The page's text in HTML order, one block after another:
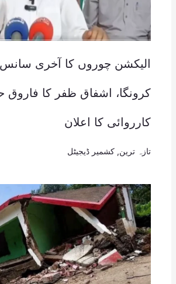
الیکشن چوروں کا آخری سانس
کرونگا، اشفاق ظفر کا فاروق
کارروائی کا اعلان
تازہ ترین کشمیر ڈیجیٹل